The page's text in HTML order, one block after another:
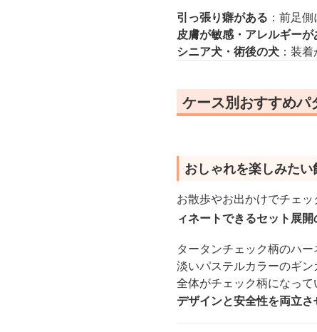
引っ張り癖がある ：前足
皮膚が敏感・アレルギーが
シニア犬・術後の犬 ：装
ケース別おすすめパ
おしゃれを楽しみた
お散歩やお出かけでチェ
ィネートできるセット展
タータンチェック柄のハ
淡いパステルカラーのギ
全体がチェック柄になっ
デザインと安全性を両立